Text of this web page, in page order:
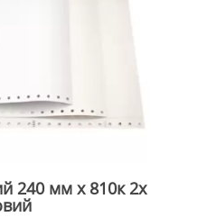
240 мм х 810к 2х